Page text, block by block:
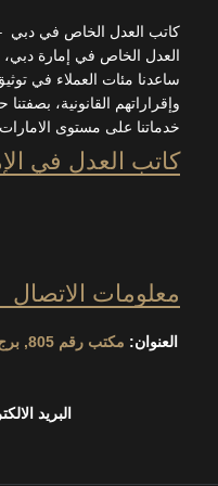
كاتب العدل الخاص في
العدل الخاص في إمارة
ساعدنا مئات العملاء في
وإقراراتهم القانونية،
خدماتنا على مستوى الامارات
كاتب العدل في
معلومات الاتصال
العنوان:
مكتب
البريد